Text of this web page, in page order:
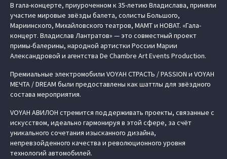
В гала-концерте, приуроченном к 35-летию Владислава, приняли
участие мировые звёзды балета, солисты Большого,
Мариинского, Михайловского театров, МАМТ и НОВАТ. «Гала-
концерт. Владислав Лантратов» — это совместный проект
примы-балерины, народной артистки России Марии
Александровой и агентства De Chambre Art Events Production.
Премиальные электромобили VOYAH СТРАСТЬ / PASSION и VOYAH
МЕЧТА / DREAM были предоставлены как шаттлы для звёздного
состава мероприятия.
VOYAH АВИЛОН стремится поддерживать проекты, связанные с
искусством, идеально гармонируя в этой сфере, за счёт
уникального сочетания изысканного дизайна,
непревзойденного качества и революционного уровня
технологий автомобилей.